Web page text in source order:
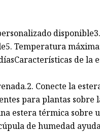
Temperatura máxima:
de la
Conecte la
para plantas
estera térmica sobre
de humedad